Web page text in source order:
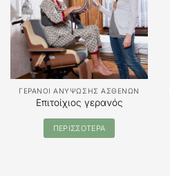
ΓΕΡΑΝΟΙ ΑΝΥΨΩΣΗΣ ΑΣΘΕΝΩΝ
Επιτοίχιος γερανός
ΠΕΡΙΣΣΟΤΕΡΑ